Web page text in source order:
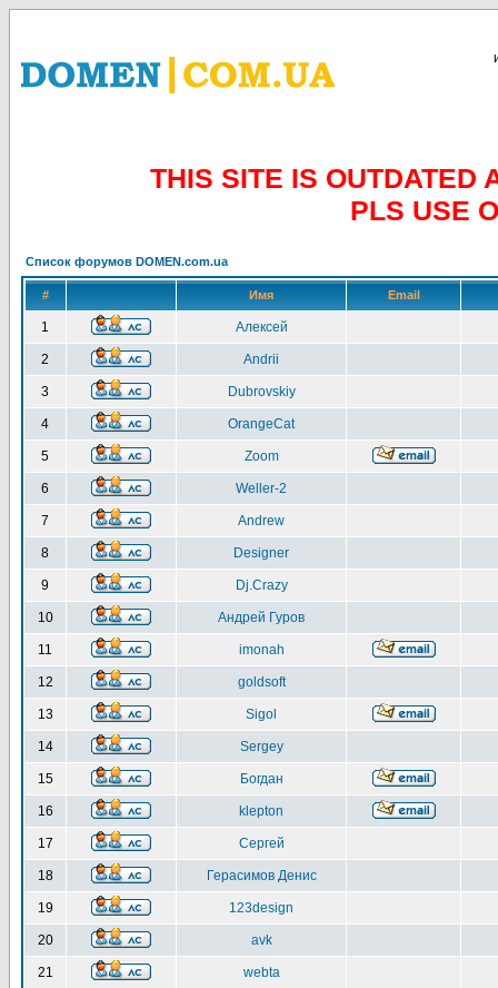
THIS SITE IS OUTDATED
PLS USE
Список форумов DOMEN.com.ua
# Имя Email
1 Алексей
2 Andrii
3 Dubrovskiy
4 OrangeCat
5 Zoom
6 Weller-2
7 Andrew
8 Designer
9 Dj.Crazy
10 Андрей Гуров
11 imonah
12 goldsoft
13 Sigol
14 Sergey
15 Богдан
16 klepton
17 Сергей
18 Герасимов Денис
19 123design
20 avk
21 webta